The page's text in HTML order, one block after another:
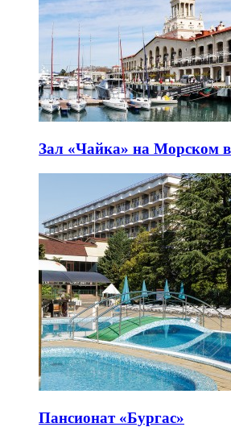
Зал «Чайка» на Морском
Пансионат «Бургас»